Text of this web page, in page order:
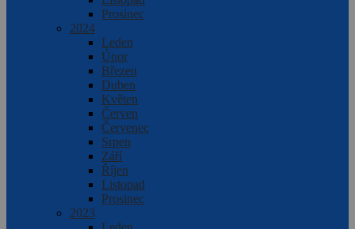
Prosinec
2024
Leden
Únor
Březen
Duben
Květen
Červen
Červenec
Srpen
Září
Říjen
Listopad
Prosinec
2023